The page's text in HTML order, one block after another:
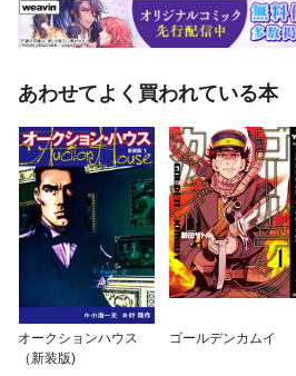
あわせてよく買われている本
オークションハウス
（新装版)
ゴールデンカムイ